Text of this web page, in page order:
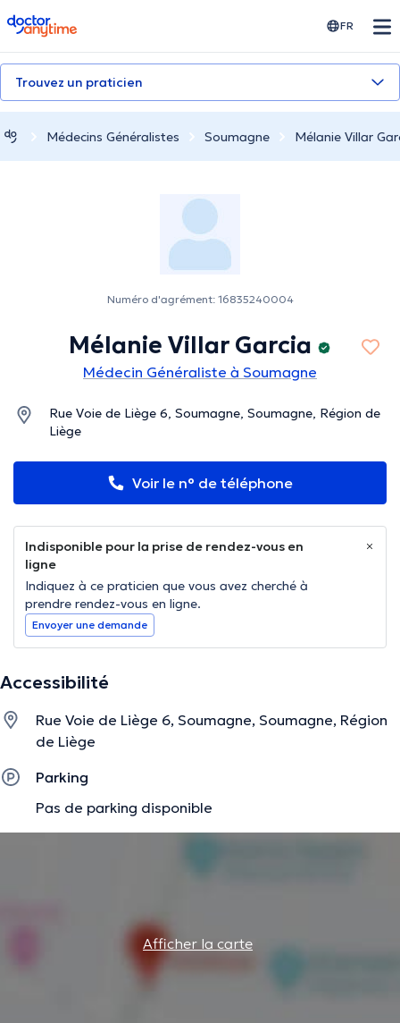
doctoranytime FR
Trouvez un praticien
Médecins Généralistes Soumagne Mélanie Villar
Numéro d'agrément: 16835240004
Mélanie Villar Garcia
Médecin Généraliste à Soumagne
Rue Voie de Liège 6, Soumagne, Soumagne, Région de
Liège
Voir le n° de téléphone
Indisponible pour la prise de rendez-vous en
ligne
Indiquez à ce praticien que vous avez cherché à
prendre rendez-vous en ligne.
Envoyer une demande
Accessibilité
Rue Voie de Liège 6, Soumagne, Soumagne, Région
de Liège
Parking
Pas de parking disponible
Afficher la carte